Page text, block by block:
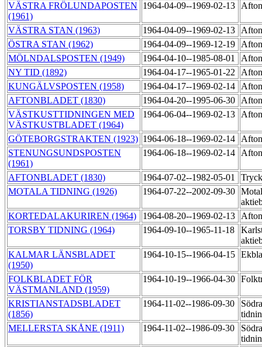
VÄSTRA FRÖLUNDAPOSTEN
(1961)
1964-04-09--1969-02-13
VÄSTRA STAN (1963) 1964-04-09--1969-02-13
ÖSTRA STAN (1962)
1964-04-09--1969-12-19
MÖLNDALSPOSTEN (1949)
1964-04-10--1985-08-01
NY TID (1892)
1964-04-17--1965-01-22
KUNGÄLVSPOSTEN (1958)
1964-04-17--1969-02-14
AFTONBLADET (1830)
1964-04-20--1995-06-30
VÄSTKUSTTIDNINGEN MED
VÄSTKUSTBLADET (1964)
1964-06-04--1969-02-13
GÖTEBORGSTRAKTEN (1923) 1964-06-18--1969-02-14
STENUNGSUNDSPOSTEN
(1961)
1964-06-18--1969-02-14
AFTONBLADET (1830) 1964-07-02--1982-05-01
MOTALA TIDNING (1926)
1964-07-22--2002-09-30
KORTEDALAKURIREN (1964)
1964-08-20--1969-02-13
TORSBY TIDNING (1964)
1964-09-10--1965-11-18
KALMAR LÄNSBLADET
(1950)
1964-10-15--1966-04-15
FOLKBLADET FÖR
VÄSTMANLAND (1959)
1964-10-19--1966-04-30
KRISTIANSTADSBLADET
(1856)
1964-11-02--1986-09-30
MELLERSTA SKÅNE (1911)
1964-11-02--1986-09-30